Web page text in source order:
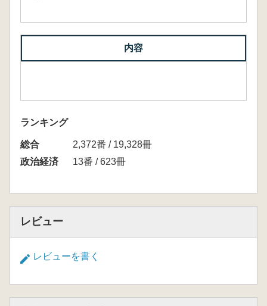
内容
ランキング
総合
2,372番 / 19,328冊
政治経済
13番 / 623冊
レビュー
レビューを書く